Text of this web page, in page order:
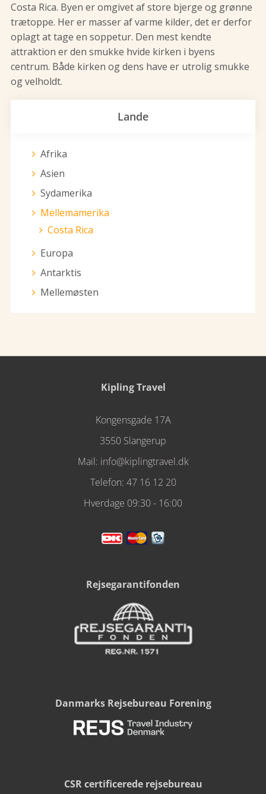
Costa Rica. Byen er omgivet af store bjerge og grønne
trætoppe. Her er masser af varme kilder, det er derfor
oplagt at tage en soppetur. Den mest kendte
attraktion er den smukke hvide kirken i byens
centrum. Både kirken og dens have er utrolig smukke
og velholdt.
Lande
Afrika
Asien
Sydamerika
Mellemamerika
Costa Rica
Europa
Antarktis
Mellemøsten
Kipling Travel
Kongensgade 17A
3550 Slangerup
Mail: info@kiplingtravel.dk
Telefon: 47 16 12 20
Hverdage 09:30 - 16:00
Rejsegarantifonden
Danmarks Rejsebureau Forening
CSR certificerede rejsebureau